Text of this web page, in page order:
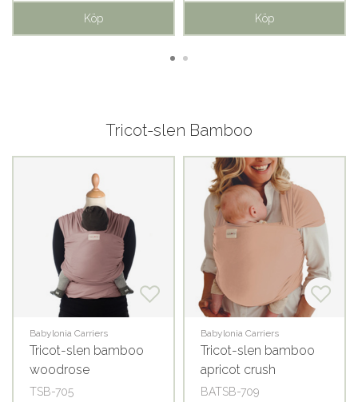
Köp Köp
Tricot-slen Bamboo
Babylonia Carriers
Tricot-slen bamboo
woodrose
TSB-705
Babylonia Carriers
Tricot-slen bamboo
apricot crush
BATSB-709